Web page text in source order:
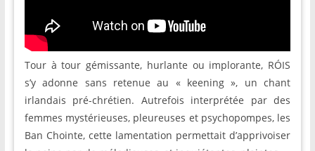
Tour à tour gémissante, hurlante ou implorante, RÓIS
s’y adonne sans retenue au « keening », un chant
irlandais pré-chrétien. Autrefois interprétée par des
femmes mystérieuses, pleureuses et psychopompes, les
Ban Chointe, cette lamentation permettait d’apprivoiser